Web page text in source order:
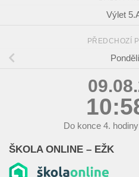
Výlet
PŘEDCHOZÍ
Do konce 4.
ŠKOLA ONLINE – EŽK